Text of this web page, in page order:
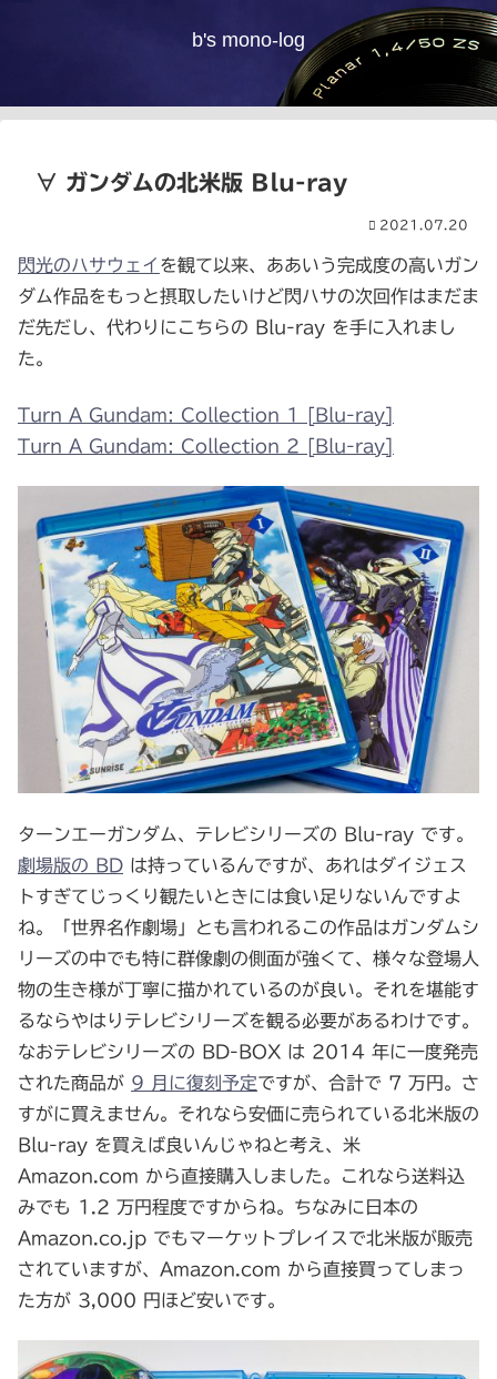
b's mono-log
∀ ガンダムの北米版 Blu-ray
2021.07.20
閃光のハサウェイ を観て以来、ああいう完成度の高いガン
ダム作品をもっと摂取したいけど閃ハサの次回作はまだま
だ先だし、代わりにこちらの Blu-ray を手に入れまし
た。
Turn A Gundam: Collection 1 [Blu-ray]
Turn A Gundam: Collection 2 [Blu-ray]
ターンエーガンダム、テレビシリーズの Blu-ray です。
劇場版の BD は持っているんですが、あれはダイジェス
トすぎてじっくり観たいときには食い足りないんですよ
ね。「世界名作劇場」とも言われるこの作品はガンダムシ
リーズの中でも特に群像劇の側面が強くて、様々な登場人
物の生き様が丁寧に描かれているのが良い。それを堪能す
るならやはりテレビシリーズを観る必要があるわけです。
なおテレビシリーズの BD-BOX は 2014 年に一度発売
された商品が 9 月に復刻予定ですが、合計で 7 万円。さ
すがに買えません。それなら安価に売られている北米版の
Blu-ray を買えば良いんじゃねと考え、米
Amazon.com から直接購入しました。これなら送料込
みでも 1.2 万円程度ですからね。ちなみに日本の
Amazon.co.jp でもマーケットプレイスで北米版が販売
されていますが、Amazon.com から直接買ってしまっ
た方が 3,000 円ほど安いです。